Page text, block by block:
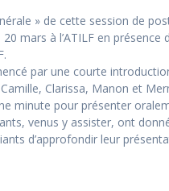
» de cette session de
mars à l’ATILF en présence
par une courte
Clarissa, Manon et
minute pour présenter
venus y assister, ont
d’approfondir leur